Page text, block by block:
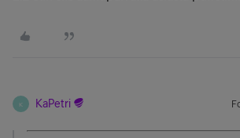
K KaPetri